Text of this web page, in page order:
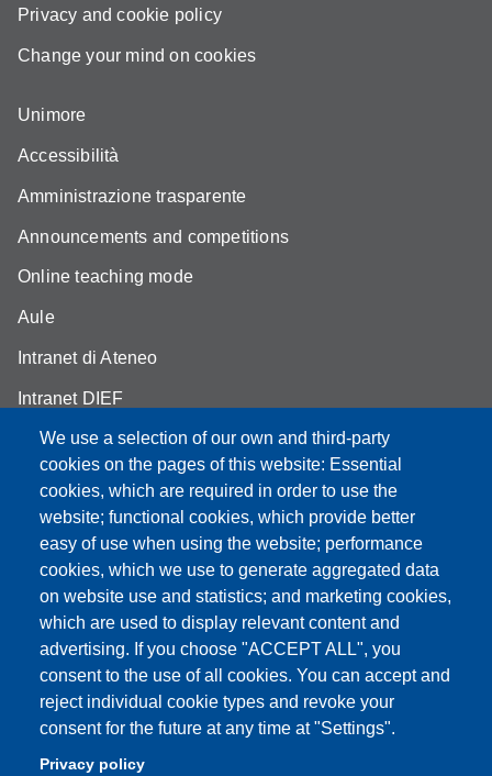
We use a selection of our own and third-party
cookies on the pages of this website: Essential
cookies, which are required in order to use the
website; functional cookies, which provide better
easy of use when using the website; performance
cookies, which we use to generate aggregated data
on website use and statistics; and marketing cookies,
which are used to display relevant content and
advertising. If you choose "ACCEPT ALL", you
consent to the use of all cookies. You can accept and
reject individual cookie types and revoke your
consent for the future at any time at "Settings".
Privacy policy
Privacy and cookie policy
Change your mind on cookies
Unimore
Accessibilità
Amministrazione trasparente
Announcements and competitions
Online teaching mode
Aule
Intranet di Ateneo
Intranet DIEF
Partita IVA: 00427620364
e-mail: urp@unimore.it
PEC: primo contatto: urp@pec.unimore.it
Indirizzo ReGIndE per notifica Atti Processuali:
direzionelegale@pec.unimore.it
Sede di Modena : Via Università 4, 41121 Modena, Tel. 059
2056511 - Fax 059 245156
Sede di Reggio Emilia: Viale A. Allegri 9, 42121 Reggio
Emilia, Tel. 0522 523041 - Fax 0522 523045